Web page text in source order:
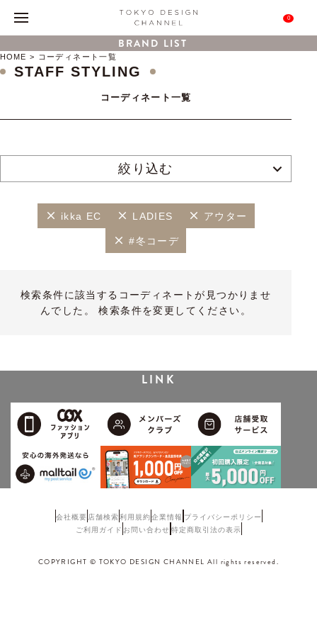
0
BRAND LIST
HOME コーディネート一覧
STAFF STYLING
コーディネート一覧
絞り込む
ikka EC LADIES アウター
#冬コーデ
検索条件に該当するコーディネートが見つかりませ
んでした。 検索条件を変更してください。
LINK
会社概要 店舗検索利用規約企業情報 プライバシーポリシー
ご利用ガイド お問い合わせ 特定商取引法の表示
COPYRIGHT © TOKYO DESIGN CHANNEL All rights reserved.